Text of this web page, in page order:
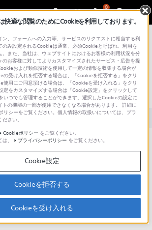
0
・お問い合わせ VGN シリーズ
ド 取扱説明書 Q&A
製品に関する重要なお知らせ
お知らせ
する重要なお知らせ
一覧
快適な閲覧のためにCookieを利用しております。
ン、フォームへの入力等、サービスのリクエストに相当する利
のみ設定されるCookieは通常、必須Cookieと呼ばれ、利用を
また、当社は、ウェブサイトにおけるお客様の利用状況を分
お客様に対してよりカスタマイズされたサービス・広告を提
および類似技術を使用して一定の情報を収集する場合が
の受け入れを拒否する場合は、「Cookieを拒否する」をクリ
使用にご同意頂ける場合は、「Cookieを受け入れる」をクリ
定をカスタマイズする場合は「Cookie設定」をクリックして
いつでも管理することができます。選択したCookieの設定に
トの機能の一部が使用できなくなる場合があります。 詳細に
リシーをご覧ください。個人情報の取扱いについては、プラ
さい。
Cookieポリシー をご覧ください。
、
プライバシーポリシー をご覧ください。
Cookie設定
Cookieを拒否する
Cookieを受け入れる